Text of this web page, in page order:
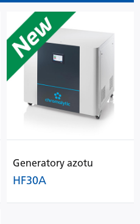
Generatory azotu
HF30A